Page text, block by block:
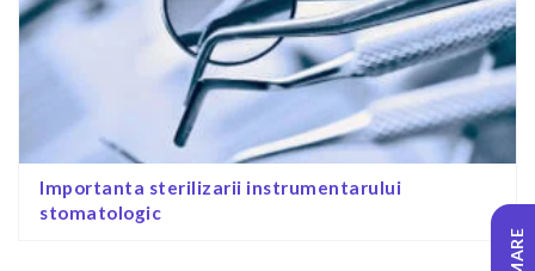
Importanta sterilizarii instrumentarului
stomatologic